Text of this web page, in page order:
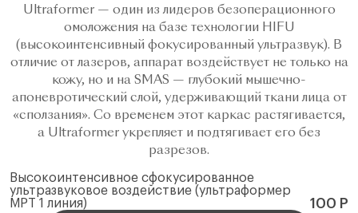
Ultraformer — один из лидеров безоперационного
омоложения на базе технологии HIFU
(высокоинтенсивный фокусированный ультразвук). В
отличие от лазеров, аппарат воздействует не только на
кожу, но и на SMAS — глубокий мышечно-
апоневротический слой, удерживающий ткани лица от
«сползания». Со временем этот каркас растягивается,
а Ultraformer укрепляет и подтягивает его без
разрезов.
Высокоинтенсивное сфокусированное
ультразвуковое воздействие (ультраформер
МРТ 1 линия)
100 Р